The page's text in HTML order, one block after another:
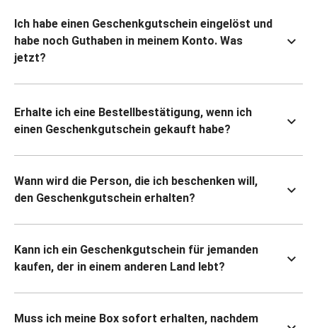
Ich habe einen Geschenkgutschein eingelöst und
habe noch Guthaben in meinem Konto. Was
jetzt?
Erhalte ich eine Bestellbestätigung, wenn ich
einen Geschenkgutschein gekauft habe?
Wann wird die Person, die ich beschenken will,
den Geschenkgutschein erhalten?
Kann ich ein Geschenkgutschein für jemanden
kaufen, der in einem anderen Land lebt?
Muss ich meine Box sofort erhalten, nachdem